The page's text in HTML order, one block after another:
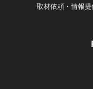
取材依頼・情報提